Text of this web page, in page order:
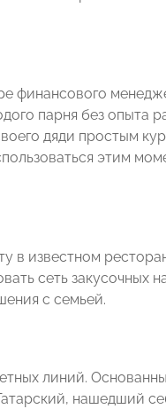
финансового
парня без опыта
дяди простым
этим
в известном
сеть закусочных
с семьей.
линий.
нашедший